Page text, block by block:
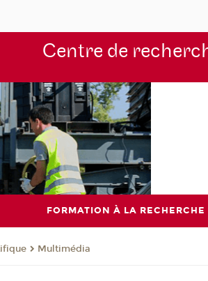
Centre de
FORMATION À LA RECHERCHE
Multimédia